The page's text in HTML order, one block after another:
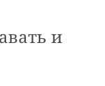
и